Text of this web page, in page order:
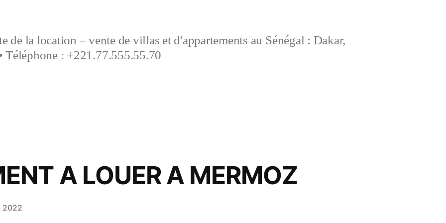
de la location – vente de villas et d'appartements au Sénégal : Dakar,
Téléphone : +221.77.555.55.70
A LOUER A MERMOZ
2022